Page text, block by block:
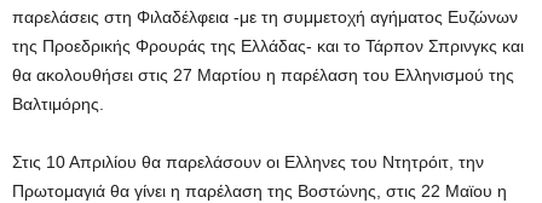
παρελάσεις στη Φιλαδέλφεια -με τη συμμετοχή αγήματος Ευζώνων
της Προεδρικής Φρουράς της Ελλάδας- και το Τάρπον Σπρινγκς και
θα ακολουθήσει στις 27 Μαρτίου η παρέλαση του Ελληνισμού της
Βαλτιμόρης.
Στις 10 Απριλίου θα παρελάσουν οι Ελληνες του Ντητρόιτ, την
Πρωτομαγιά θα γίνει η παρέλαση της Βοστώνης, στις 22 Μαϊου η